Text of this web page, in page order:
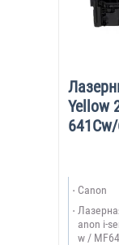
Yellow
Canon
anon i-
w /